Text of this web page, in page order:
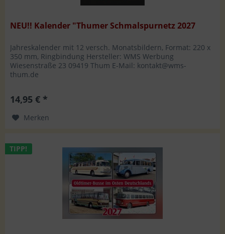
NEU!! Kalender "Thumer Schmalspurnetz 2027
Jahreskalender mit 12 versch. Monatsbildern, Format: 220 x
350 mm, Ringbindung Hersteller: WMS Werbung
Wiesenstraße 23 09419 Thum E-Mail: kontakt@wms-
thum.de
14,95 € *
Merken
TIPP!